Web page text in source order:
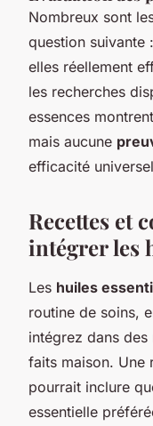
Nombreux sont
question suivante
elles réellement
les recherches
essences
mais aucune
efficacité
Recettes et
intégrer les
Les huiles
routine de soins,
intégrez dans des
faits maison. Une
pourrait inclure
essentielle